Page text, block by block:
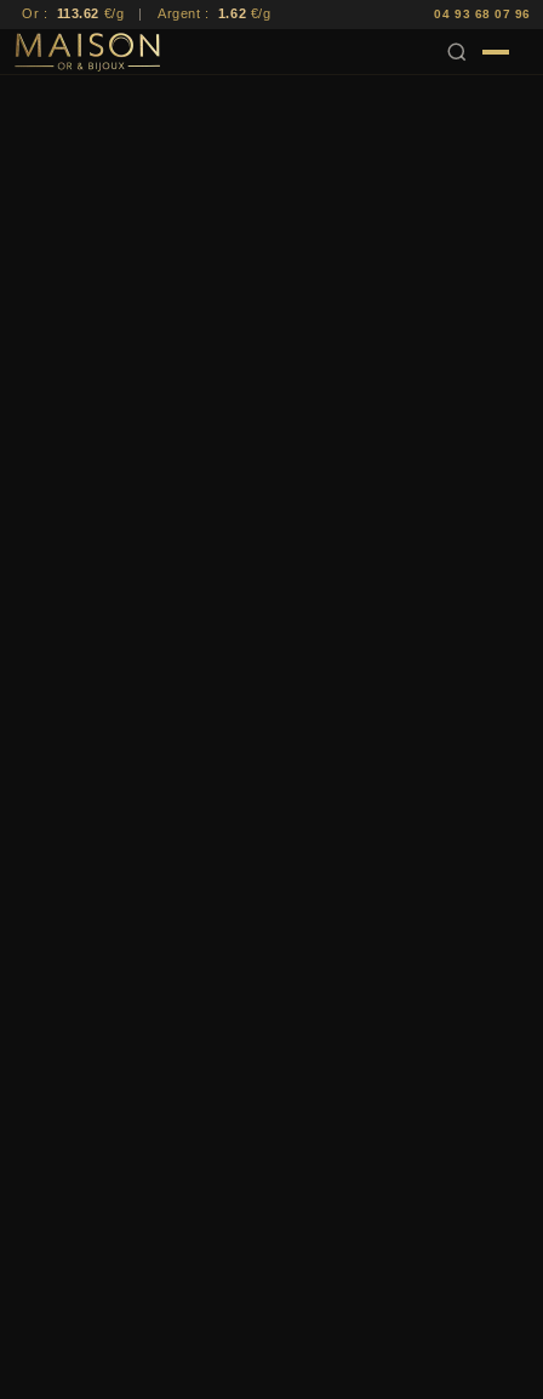
Or : 113.62 €/g | Argent : 1.62 €/g 04 93 68 07 96